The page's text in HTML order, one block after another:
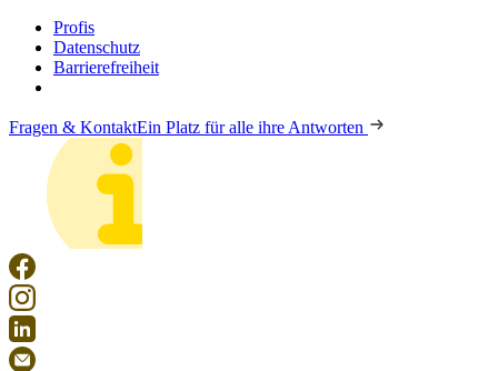
Profis
Datenschutz
Barrierefreiheit
Fragen & KontaktEin Platz für alle ihre Antworten